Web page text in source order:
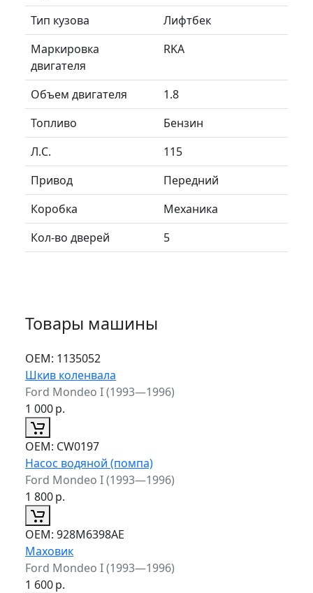
Тип кузова
Лифтбек
Маркировка
двигателя
RKA
Объем двигателя
1.8
Топливо
Бензин
Л.C.
115
Привод
Передний
Коробка
Механика
Кол-во дверей
5
Товары машины
ОЕМ: 1135052
Шкив коленвала
Ford Mondeo I (1993—1996)
1 000р.
ОЕМ: CW0197
Насос водяной (помпа)
Ford Mondeo I (1993—1996)
1 800р.
ОЕМ: 928M6398AE
Маховик
Ford Mondeo I (1993—1996)
1 600р.